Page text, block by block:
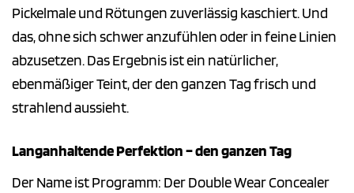
Pickelmale und Rötungen zuverlässig kaschiert. Und
das, ohne sich schwer anzufühlen oder in feine Linien
abzusetzen. Das Ergebnis ist ein natürlicher,
ebenmäßiger Teint, der den ganzen Tag frisch und
strahlend aussieht.
Langanhaltende Perfektion – den ganzen Tag
Der Name ist Programm: Der Double Wear Concealer